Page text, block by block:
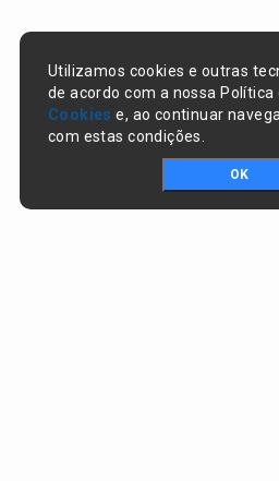
Utilizamos cookies e outras
de acordo com a nossa Política
Cookies e, ao continuar
com estas condições.
OK